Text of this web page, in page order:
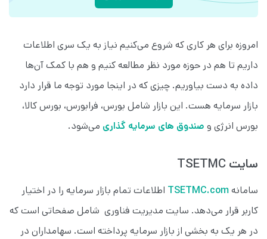
امروزه برای هر کاری که شروع می‌کنیم نیاز به یک سری اطلاعات
داریم تا هم در حوزه مورد نظر مطالعه کنیم و هم با کمک آن‌ها
داده به دست بیاوریم. چیزی که در اینجا مورد توجه ما قرار دارد
بازار سرمایه هست. این بازار شامل بورس، فرابورس، بورس کالا،
بورس انرژی و صندوق های سرمایه گذاری می‌شود.
سایت TSETMC
سامانهTSETMC.com اطلاعات تمام بازار سرمایه را در اختیار
کاربر قرار می‌دهد. سایت مدیریت فناوری شامل صفحاتی است که
در هر یک به بخشی از بازار سرمایه پرداخته است. سهامداران در